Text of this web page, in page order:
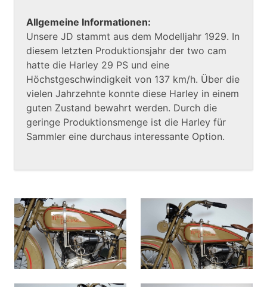
Allgemeine Informationen:
Unsere JD stammt aus dem Modelljahr 1929. In
diesem letzten Produktionsjahr der two cam
hatte die Harley 29 PS und eine
Höchstgeschwindigkeit von 137 km/h. Über die
vielen Jahrzehnte konnte diese Harley in einem
guten Zustand bewahrt werden. Durch die
geringe Produktionsmenge ist die Harley für
Sammler eine durchaus interessante Option.